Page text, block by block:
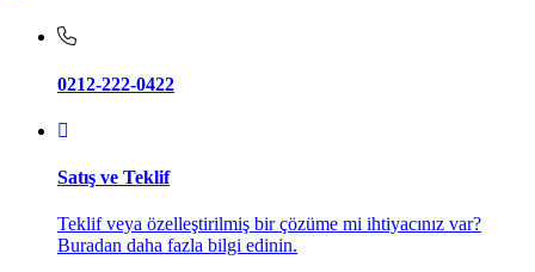
0212-222-0422
Satış ve Teklif
Teklif veya özelleştirilmiş bir çözüme mi ihtiyacınız var?
Buradan daha fazla bilgi edinin.